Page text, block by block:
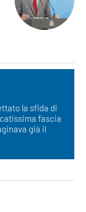
la sfida di
fascia
già il